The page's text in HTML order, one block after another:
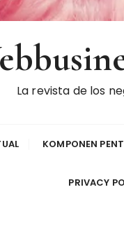
La revista de los
KOMPONEN
PRIVACY